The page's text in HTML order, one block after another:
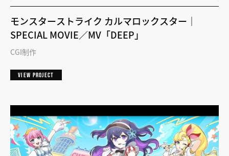
モンスターストライク カルマロックスター｜
SPECIAL MOVIE／MV「DEEP」
CGI制作
VIEW PROJECT